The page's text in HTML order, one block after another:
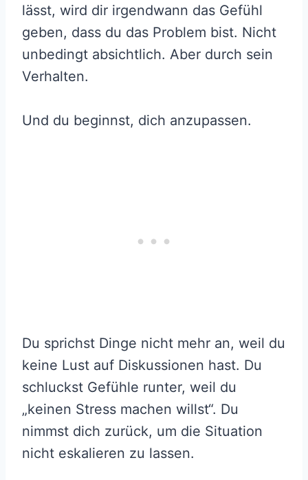
lässt, wird dir irgendwann das Gefühl
geben, dass du das Problem bist. Nicht
unbedingt absichtlich. Aber durch sein
Verhalten.
Und du beginnst, dich anzupassen.
Du sprichst Dinge nicht mehr an, weil du
keine Lust auf Diskussionen hast. Du
schluckst Gefühle runter, weil du
„keinen Stress machen willst“. Du
nimmst dich zurück, um die Situation
nicht eskalieren zu lassen.